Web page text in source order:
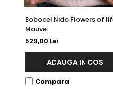
Bobocel Nido Flowers of
Mauve
529,00 Lei
ADAUGA IN COS
Compara